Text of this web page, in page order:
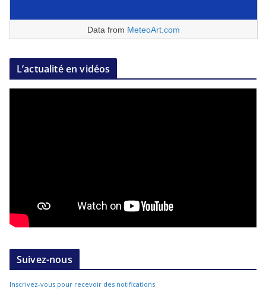
Data from MeteoArt.com
L’actualité en vidéos
Suivez-nous
Inscrivez-vous pour recevoir des notifications